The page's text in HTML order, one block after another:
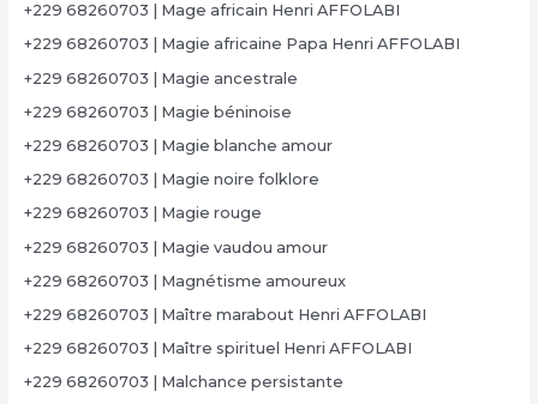
+229 68260703 | Mage africain Henri AFFOLABI
+229 68260703 | Magie africaine Papa Henri AFFOLABI
+229 68260703 | Magie ancestrale
+229 68260703 | Magie béninoise
+229 68260703 | Magie blanche amour
+229 68260703 | Magie noire folklore
+229 68260703 | Magie rouge
+229 68260703 | Magie vaudou amour
+229 68260703 | Magnétisme amoureux
+229 68260703 | Maître marabout Henri AFFOLABI
+229 68260703 | Maître spirituel Henri AFFOLABI
+229 68260703 | Malchance persistante